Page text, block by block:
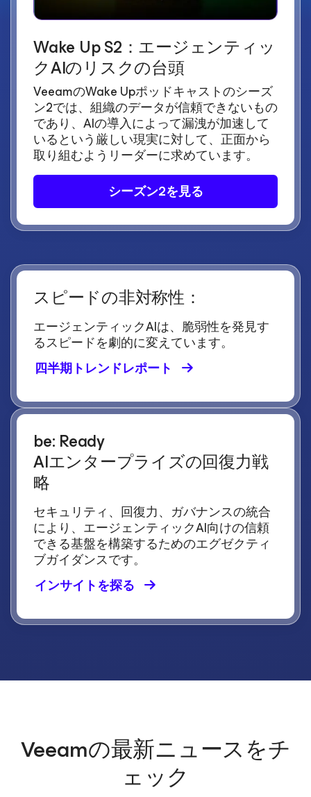
Wake Up S2：エージェンティッ
クAIのリスクの台頭
VeeamのWake Upポッドキャストのシーズ
ン2では、組織のデータが信頼できないもの
であり、AIの導入によって漏洩が加速して
いるという厳しい現実に対して、正面から
取り組むようリーダーに求めています。
シーズン2を見る
スピードの非対称性：
エージェンティックAIは、脆弱性を発見す
るスピードを劇的に変えています。
四半期トレンドレポート
be: Ready
AIエンタープライズの回復力戦
略
セキュリティ、回復力、ガバナンスの統合
により、エージェンティックAI向けの信頼
できる基盤を構築するためのエグゼクティ
ブガイダンスです。
インサイトを探る
Veeamの最新ニュースをチ
ェック